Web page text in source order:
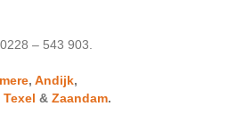
– 543 903.
, Andijk,
Texel & Zaandam.